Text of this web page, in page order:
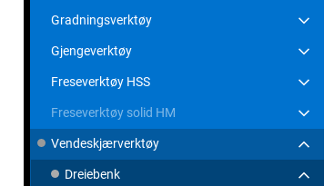
Gradningsverktøy
Gjengeverktøy
Freseverktøy HSS
Freseverktøy solid HM
Vendeskjærverktøy
Dreiebenk